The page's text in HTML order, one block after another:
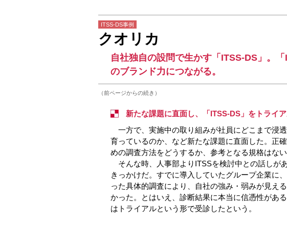
ITSS-DS事例
クオリカ
自社独自の設問で生かす「ITSS-DS」。
のブランド力につながる。
（前ページからの続き）
新たな課題に直面し、「ITSS-DS」をトライ
一方で、実施中の取り組みが社員にどこまで浸
育っているのか、など新たな課題に直面した。正
めの調査方法をどうするか、参考となる規格はな
そんな時、人事部よりITSSを検討中との話しが
きっかけだ。すでに導入していたグループ企業に
った具体的調査により、自社の強み・弱みが見え
かった。とはいえ、診断結果に本当に信憑性があ
はトライアルという形で受診したという。